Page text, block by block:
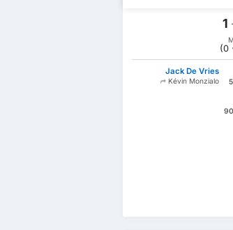
1
(0
Jack De Vries
Kévin Monzialo